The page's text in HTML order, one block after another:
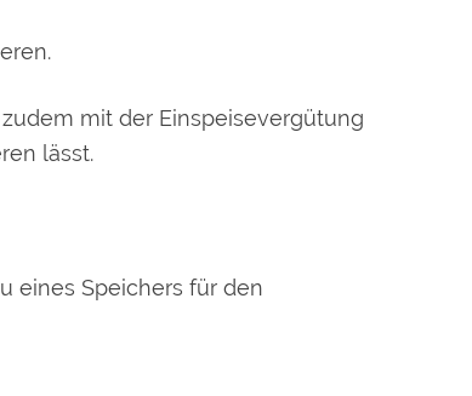
mit der Einspeisevergütung
lässt.
eines Speichers für den